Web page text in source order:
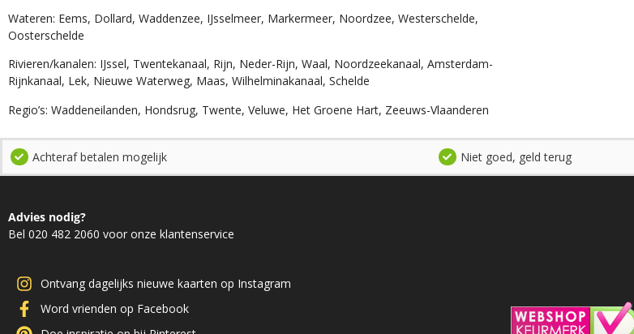
Wateren: Eems, Dollard, Waddenzee, IJsselmeer, Markermeer, Noordzee, Westerschelde,
Oosterschelde
Rivieren/kanalen: IJssel, Twentekanaal, Rijn, Neder-Rijn, Waal, Noordzeekanaal, Amsterdam-
Rijnkanaal, Lek, Nieuwe Waterweg, Maas, Wilhelminakanaal, Schelde
Regio’s: Waddeneilanden, Hondsrug, Twente, Veluwe, Het Groene Hart, Zeeuws-Vlaanderen
Achteraf betalen mogelijk Niet goed, geld terug
Advies nodig?
Bel 020 482 2060 voor onze klantenservice